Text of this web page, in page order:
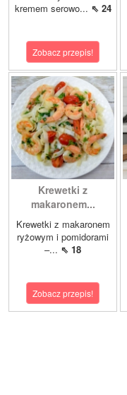
kremem serowo... ⇖ 24
Zobacz przepis!
Krewetki z
makaronem...
Krewetki z makaronem
ryżowym i pomidorami
–... ⇖ 18
Zobacz przepis!